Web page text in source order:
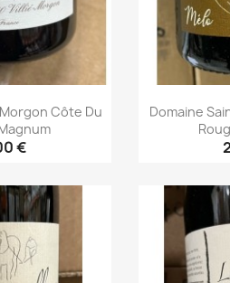
Côte Du
€
rapide
Domaine
